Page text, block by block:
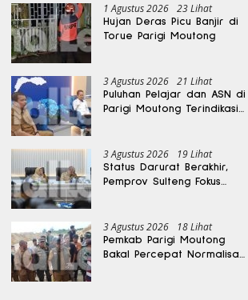
1 Agustus 2026 23 Lihat
Hujan Deras Picu Banjir di
Torue Parigi Moutong
3 Agustus 2026 21 Lihat
Puluhan Pelajar dan ASN di
Parigi Moutong Terindikasi
3 Agustus 2026 19 Lihat
Status Darurat Berakhir,
Pemprov Sulteng Fokus
3 Agustus 2026 18 Lihat
Pemkab Parigi Moutong
Bakal Percepat Normalisasi